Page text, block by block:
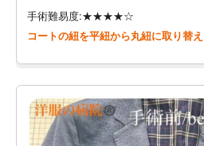
手術難易度:★★★★☆
コートの紐を平紐から丸紐に取り替